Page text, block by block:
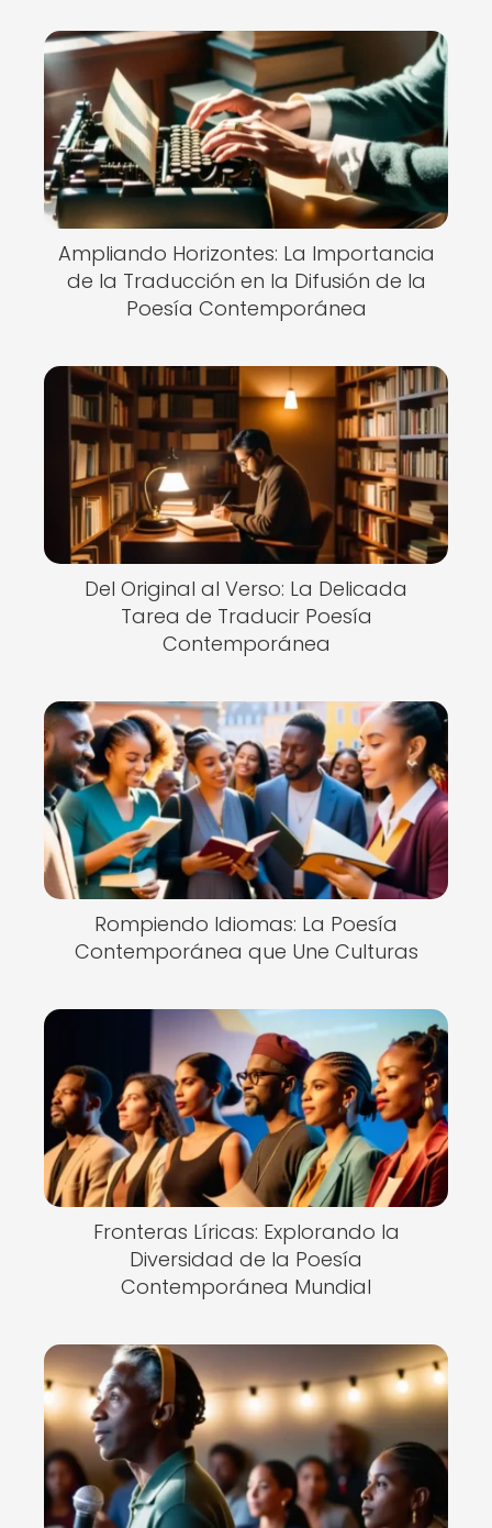
Ampliando Horizontes: La Importancia
de la Traducción en la Difusión de la
Poesía Contemporánea
Del Original al Verso: La Delicada
Tarea de Traducir Poesía
Contemporánea
Rompiendo Idiomas: La Poesía
Contemporánea que Une Culturas
Fronteras Líricas: Explorando la
Diversidad de la Poesía
Contemporánea Mundial